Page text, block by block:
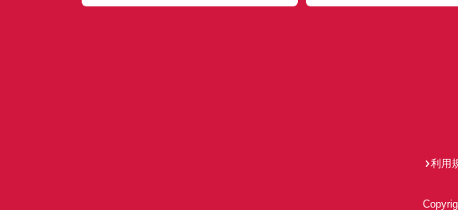
利用